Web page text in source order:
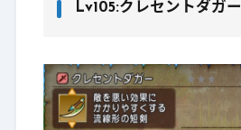
Lv105:クレセントダガー